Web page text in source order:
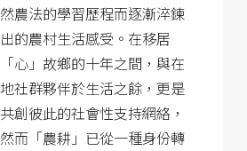
然農法的學習歷程而逐漸淬鍊
出的農村生活感受。在移居
「心」故鄉的十年之間，與在
地社群夥伴於生活之餘，更是
共創彼此的社會性支持網絡，
然而「農耕」已從一種身份轉